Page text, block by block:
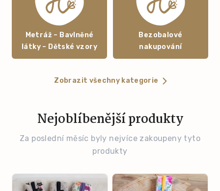
Metráž – Bavlněné
látky – Dětské vzory
Bezobalové
nakupování
Zobrazit všechny kategorie
Nejoblíbenější produkty
Za poslední měsíc byly nejvíce zakoupeny tyto
produkty